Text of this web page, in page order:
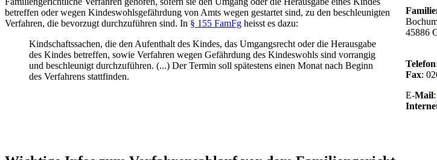
betreffen oder wegen Kindeswohlsgefährdung von Amts wegen gestartet sind, zu den beschleunigten
Verfahren, die bevorzugt durchzuführen sind. In § 155 FamFg heisst es dazu:
Kindschaftssachen, die den Aufenthalt des Kindes, das Umgangsrecht oder die Herausgabe
des Kindes betreffen, sowie Verfahren wegen Gefährdung des Kindeswohls sind vorrangig
und beschleunigt durchzuführen. (...) Der Termin soll spätestens einen Monat nach Beginn
des Verfahrens stattfinden.
45886
Telefon:
Fax:
E-Mail: